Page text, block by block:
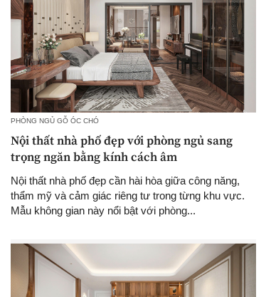
PHÒNG NGỦ GỖ ÓC CHÓ
Nội thất nhà phố đẹp với phòng ngủ sang
trọng ngăn bằng kính cách âm
Nội thất nhà phố đẹp cần hài hòa giữa công năng,
thẩm mỹ và cảm giác riêng tư trong từng khu vực.
Mẫu không gian này nổi bật với phòng...